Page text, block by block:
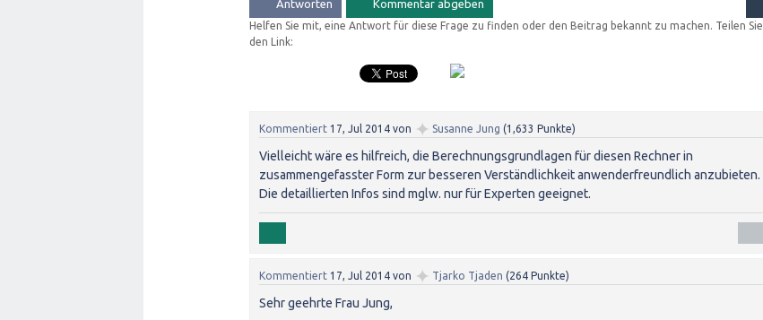
Helfen Sie mit, eine Antwort für diese Frage zu finden oder den Beitrag bekannt zu machen. Teilen Sie
den Link:
Kommentiert 17, Jul 2014 von ✦ Susanne Jung (1,633 Punkte)
Vielleicht wäre es hilfreich, die Berechnungsgrundlagen für diesen Rechner in
zusammengefasster Form zur besseren Verständlichkeit anwenderfreundlich anzubieten.
Die detaillierten Infos sind mglw. nur für Experten geeignet.
Kommentiert 17, Jul 2014 von ✦ Tjarko Tjaden (264 Punkte)
Sehr geehrte Frau Jung,